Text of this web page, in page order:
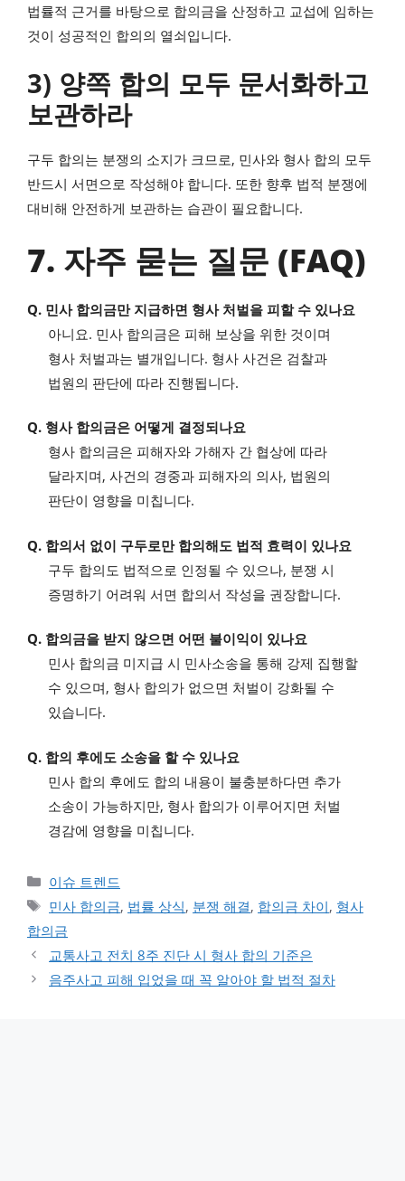
법률적 근거를 바탕으로 합의금을 산정하고 교섭에 임하는
것이 성공적인 합의의 열쇠입니다.
3) 양쪽 합의 모두 문서화하고
보관하라
구두 합의는 분쟁의 소지가 크므로, 민사와 형사 합의 모두
반드시 서면으로 작성해야 합니다. 또한 향후 법적 분쟁에
대비해 안전하게 보관하는 습관이 필요합니다.
7. 자주 묻는 질문 (FAQ)
Q. 민사 합의금만 지급하면 형사 처벌을 피할 수 있나요
아니요. 민사 합의금은 피해 보상을 위한 것이며
형사 처벌과는 별개입니다. 형사 사건은 검찰과
법원의 판단에 따라 진행됩니다.
Q. 형사 합의금은 어떻게 결정되나요
형사 합의금은 피해자와 가해자 간 협상에 따라
달라지며, 사건의 경중과 피해자의 의사, 법원의
판단이 영향을 미칩니다.
Q. 합의서 없이 구두로만 합의해도 법적 효력이 있나요
구두 합의도 법적으로 인정될 수 있으나, 분쟁 시
증명하기 어려워 서면 합의서 작성을 권장합니다.
Q. 합의금을 받지 않으면 어떤 불이익이 있나요
민사 합의금 미지급 시 민사소송을 통해 강제 집행할
수 있으며, 형사 합의가 없으면 처벌이 강화될 수
있습니다.
Q. 합의 후에도 소송을 할 수 있나요
민사 합의 후에도 합의 내용이 불충분하다면 추가
소송이 가능하지만, 형사 합의가 이루어지면 처벌
경감에 영향을 미칩니다.
카테고리
이슈 트렌드
태그
민사 합의금, 법률 상식, 분쟁 해결, 합의금 차이, 형사
합의금
교통사고 전치 8주 진단 시 형사 합의 기준은
음주사고 피해 입었을 때 꼭 알아야 할 법적 절차